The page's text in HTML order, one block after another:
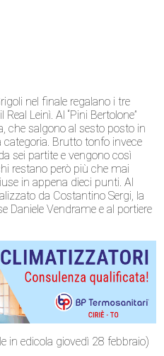
nel finale regalano i tre
Leinì. Al “Pini Bertolone”
che salgono al sesto posto in
Brutto tonfo invece
sei partite e vengono così
restano però più che mai
in appena dieci punti. Al
da Costantino Sergi, la
Daniele Vendrame e al portiere
in edicola giovedì 28 febbraio)